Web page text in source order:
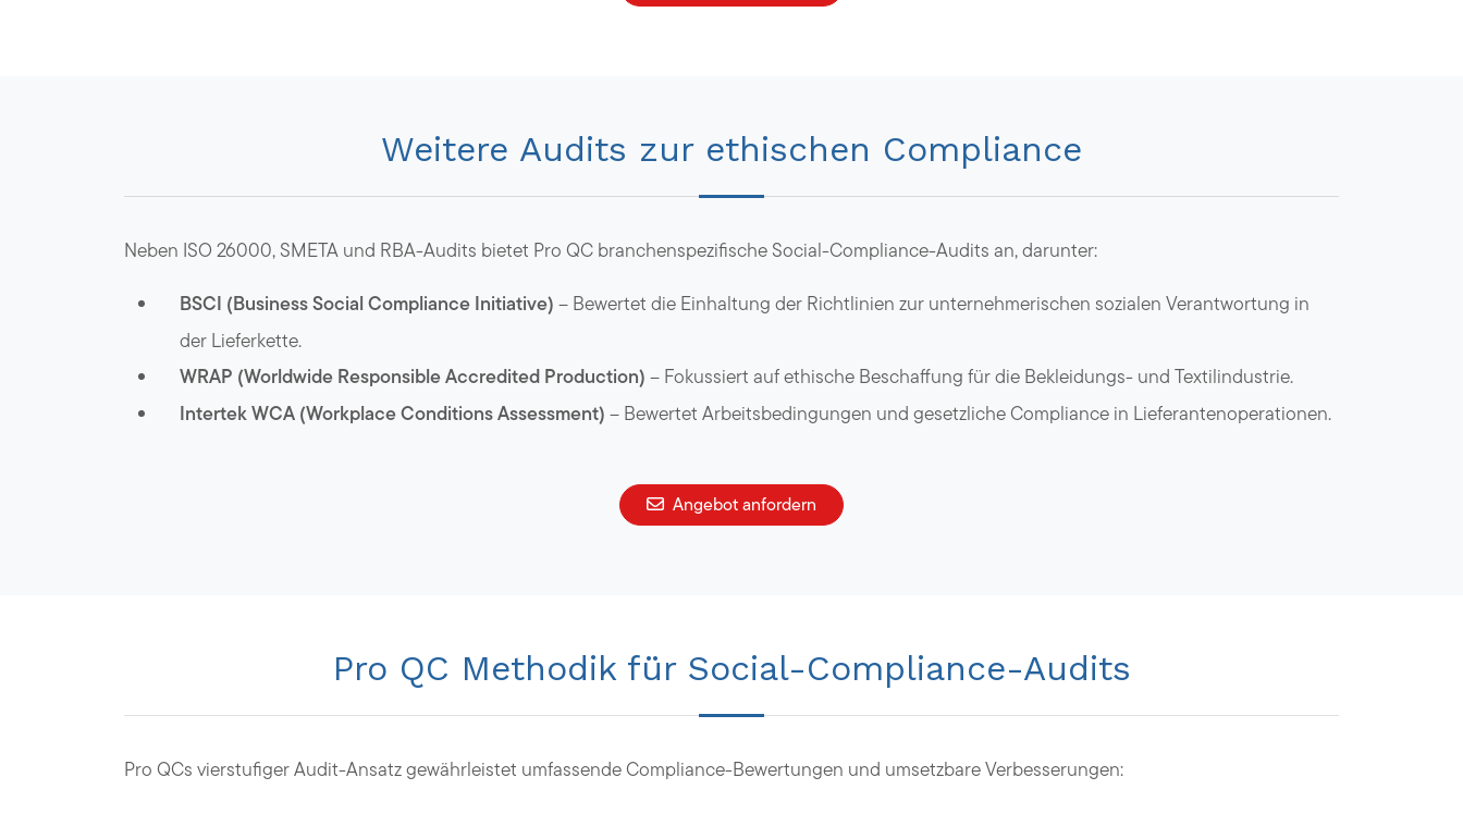
Weitere Audits zur ethischen Compliance
Neben ISO 26000, SMETA und RBA-Audits bietet Pro QC branchenspezifische Social-Compliance-Audits an, darunter:
BSCI (Business Social Compliance Initiative) – Bewertet die Einhaltung der Richtlinien zur unternehmerischen sozialen Verantwortung in
der Lieferkette.
WRAP (Worldwide Responsible Accredited Production) – Fokussiert auf ethische Beschaffung für die Bekleidungs- und Textilindustrie.
Intertek WCA (Workplace Conditions Assessment) – Bewertet Arbeitsbedingungen und gesetzliche Compliance in Lieferantenoperationen.
Angebot anfordern
Pro QC Methodik für Social-Compliance-Audits
Pro QCs vierstufiger Audit-Ansatz gewährleistet umfassende Compliance-Bewertungen und umsetzbare Verbesserungen: